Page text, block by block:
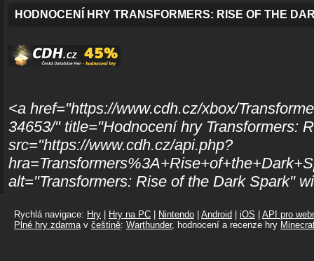
HODNOCENÍ HRY TRANSFORMERS: RISE OF THE
<a href="https://www.cdh.cz/xbox/
34653/" title="Hodnocení hry Transformers:
src="https://www.cdh.cz/api.php?
alt="Transformers: Rise of the Dark Spark"
Rychlá navigace: Hry Hry na PC Nintendo Android iOS
API pro
Plné hry zdarmav češtině: Warthunder, hodnocení a recenze hry